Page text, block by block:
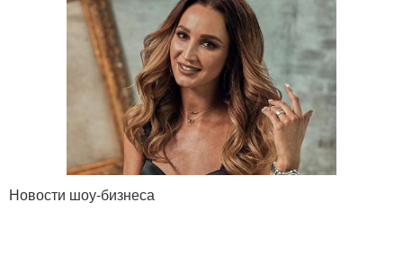
Новости шоу-бизнеса